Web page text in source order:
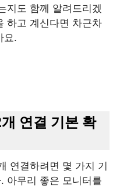
지도 함께 알려드리겠
하고 계신다면 차근차
요.
연결 기본 확
연결하려면 몇 가지 기
아무리 좋은 모니터를